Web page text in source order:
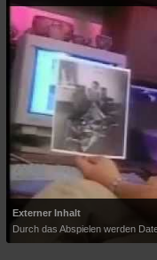
Externer Inhalt
Durch das Abspielen werden